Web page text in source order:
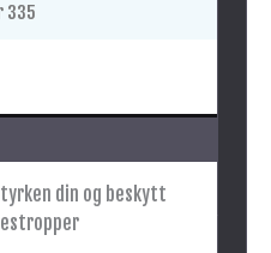
335
din og beskytt